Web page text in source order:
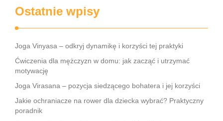
Ostatnie wpisy
Joga Vinyasa – odkryj dynamikę i korzyści tej praktyki
Ćwiczenia dla mężczyzn w domu: jak zacząć i utrzymać
motywację
Joga Virasana – pozycja siedzącego bohatera i jej korzyści
Jakie ochraniacze na rower dla dziecka wybrać? Praktyczny
poradnik